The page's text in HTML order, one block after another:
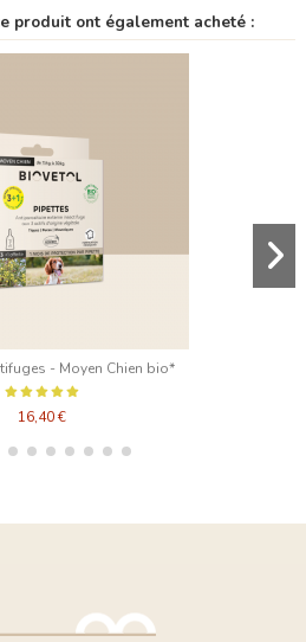
produit ont également acheté :
- Moyen Chien bio*
16,40 €